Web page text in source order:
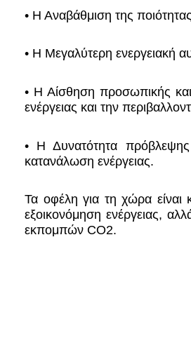
• Η Αναβάθμιση της
• Η Μεγαλύτερη ενεργειακή
• Η Αίσθηση προσωπικής
ενέργειας και την
• Η Δυνατότητα
κατανάλωση ενέργειας.
Τα οφέλη για τη χώρα
εξοικονόμηση ενέργειας,
εκπομπών CO2.